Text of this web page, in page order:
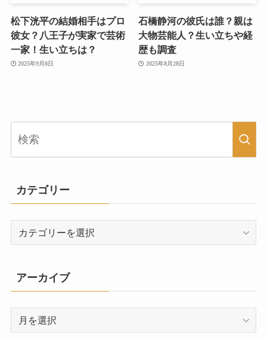
松下洸平の結婚相手はプロ
彼女？八王子が実家で芸術
一家！生い立ちは？
2025年9月8日
石橋静河の彼氏は誰？親は
大物芸能人？生い立ちや経
歴も調査
2025年8月28日
カテゴリー
リ
ー
アーカイブ